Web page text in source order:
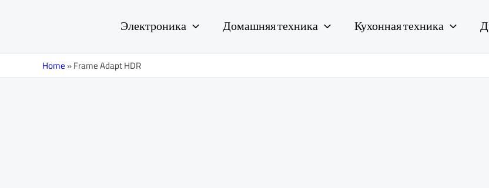
Электроника Домашняя техника Кухонная техника
Home»Frame Adapt HDR